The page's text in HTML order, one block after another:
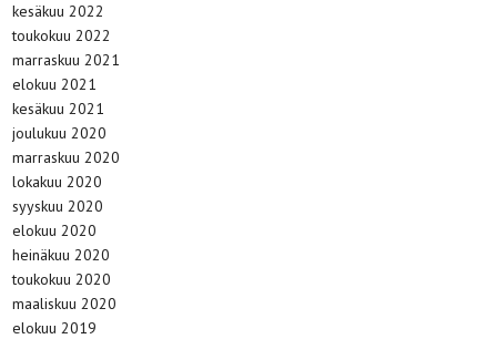
kesäkuu 2022
toukokuu 2022
marraskuu 2021
elokuu 2021
kesäkuu 2021
joulukuu 2020
marraskuu 2020
lokakuu 2020
syyskuu 2020
elokuu 2020
heinäkuu 2020
toukokuu 2020
maaliskuu 2020
elokuu 2019